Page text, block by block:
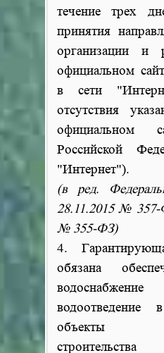
течение трех
принятия
организации и
официальном
в сети
отсутствия
официальном
Российской
"Интернет").
(в ред.
28.11.2015 № 357-
№ 355-ФЗ)
4.
обязана
водоотведение
объекты